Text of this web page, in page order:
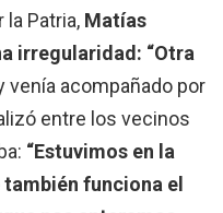
la Patria, Matías
irregularidad: “Otra
venía acompañado por
entre los vecinos
“Estuvimos en la
funciona el